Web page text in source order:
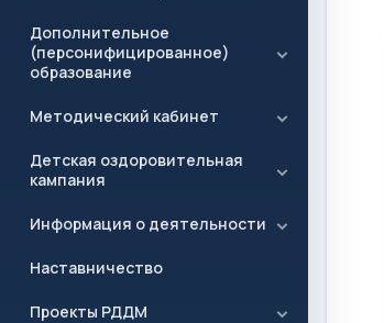
Дополнительное
(персонифицированное)
образование
Методический кабинет
Детская оздоровительная
кампания
Информация о деятельности
Наставничество
Проекты РДДМ